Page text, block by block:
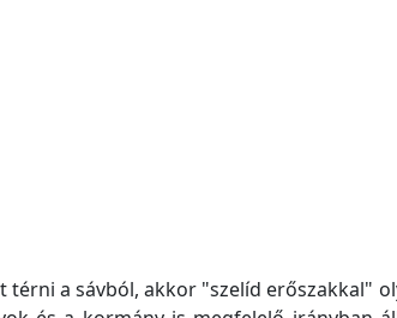
a sávból, akkor "szelíd erőszakkal"